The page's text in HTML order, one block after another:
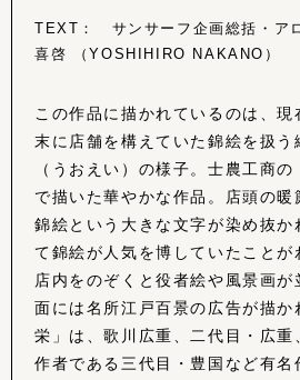
TEXT： サンサーフ企画総括・ア
喜啓 （YOSHIHIRO NAKANO）
この作品に描かれているのは、現
末に店舗を構えていた錦絵を扱う
（うおえい）の様子。士農工商
で描いた華やかな作品。店頭の暖
錦絵という大きな文字が染め抜か
て錦絵が人気を博していたことが
店内をのぞくと役者絵や風景画
面には名所江戸百景の広告が描か
栄」は、歌川広重、二代目・広重
作者である三代目・豊国など有名